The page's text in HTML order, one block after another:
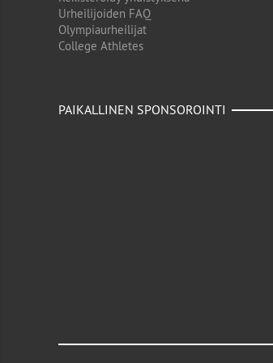
Urheilijoiden FAQ
Olympiaurheilijat
College Athletes
PAIKALLINEN SPONSOROINTI